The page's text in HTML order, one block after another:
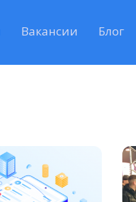
Вакансии Блог